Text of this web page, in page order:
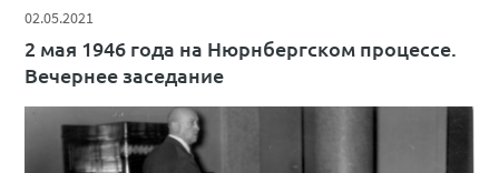
02.05.2021
2 мая 1946 года на Нюрнбергском процессе.
Вечернее заседание